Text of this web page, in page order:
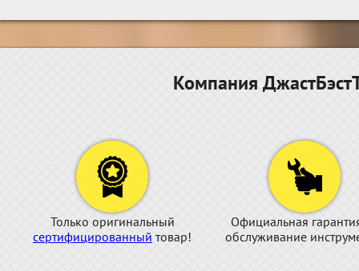
Компания
Только оригинальный
сертифицированный товар!
Официальная
обслуживание